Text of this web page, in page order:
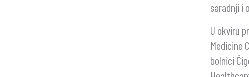
saradnji i
U okviru
Medicine
bolnici